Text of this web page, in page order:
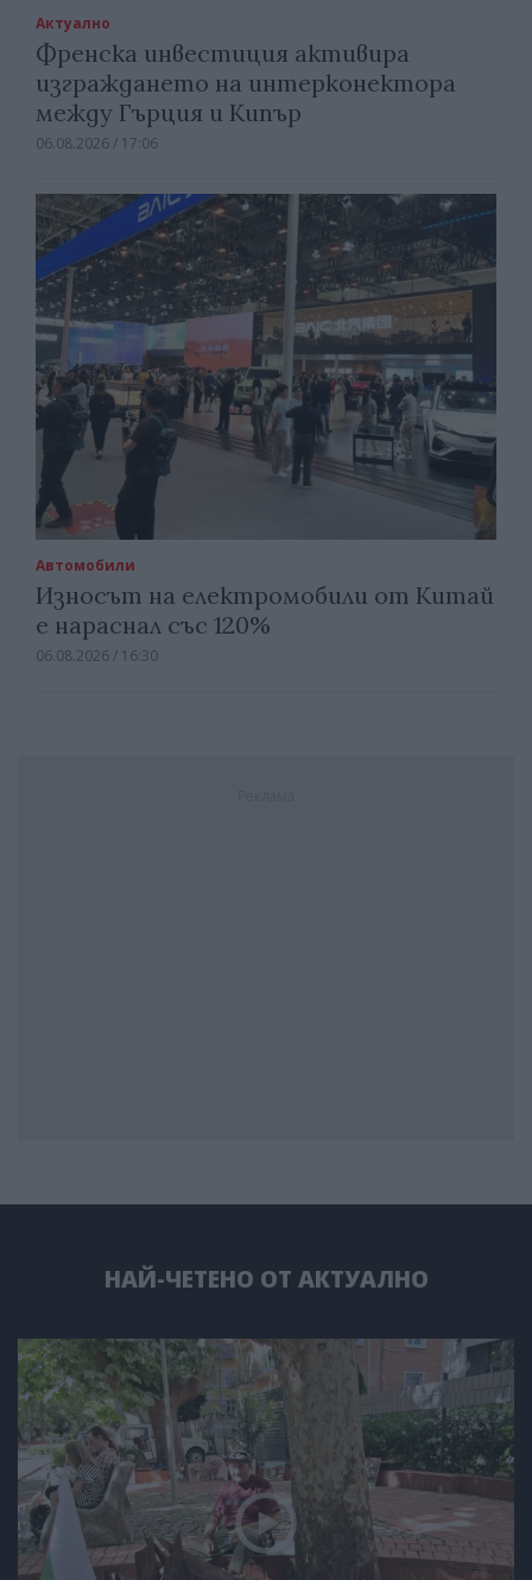
Актуално
Френска инвестиция активира
изграждането на интерконектора
между Гърция и Кипър
06.08.2026 / 17:06
Автомобили
Износът на електромобили от Китай
е нараснал със 120%
06.08.2026 / 16:30
НАЙ-ЧЕТЕНО ОТ АКТУАЛНО